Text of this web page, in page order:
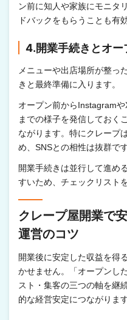
ン前に知人や家族にモニタ
ドバックをもらうことも有
4.開業手続きとオー
メニューや出店場所が整っ
きと最終準備に入ります。
オープン前からInstagram
までの様子を発信しておく
ながります。特にクレープ
め、SNSとの相性は抜群です
開業手続きは並行して進め
すいため、チェックリスト
クレープ屋開業で
運営のコツ
開業後に安定した収益を得
かせません。「オープンし
スト・集客の三つの軸を継
的な経営安定につながります